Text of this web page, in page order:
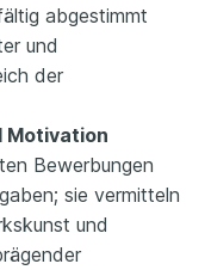
abgestimmt
und
der
Motivation
Bewerbungen
sie vermitteln
und